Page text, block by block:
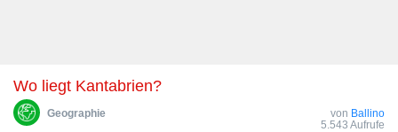
Wo liegt Kantabrien?
Geographie von Ballino
5.543 Aufrufe